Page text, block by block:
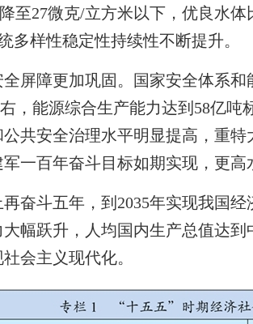
降至27微克/立方米以下，优良水
多样性稳定性持续性不断提升。
更加巩固。国家安全体系和
，能源综合生产能力达到58亿
共安全治理水平明显提高，重
一百年奋斗目标如期实现，更
斗五年，到2035年实现我国经
幅跃升，人均国内生产总值达
会主义现代化。